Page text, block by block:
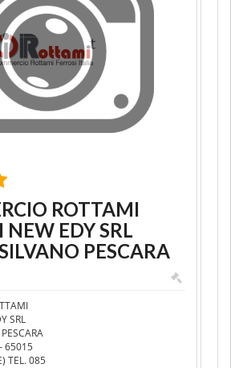
ROTTAMI
NEW EDY SRL
PESCARA
SRL
65015
TEL. 085